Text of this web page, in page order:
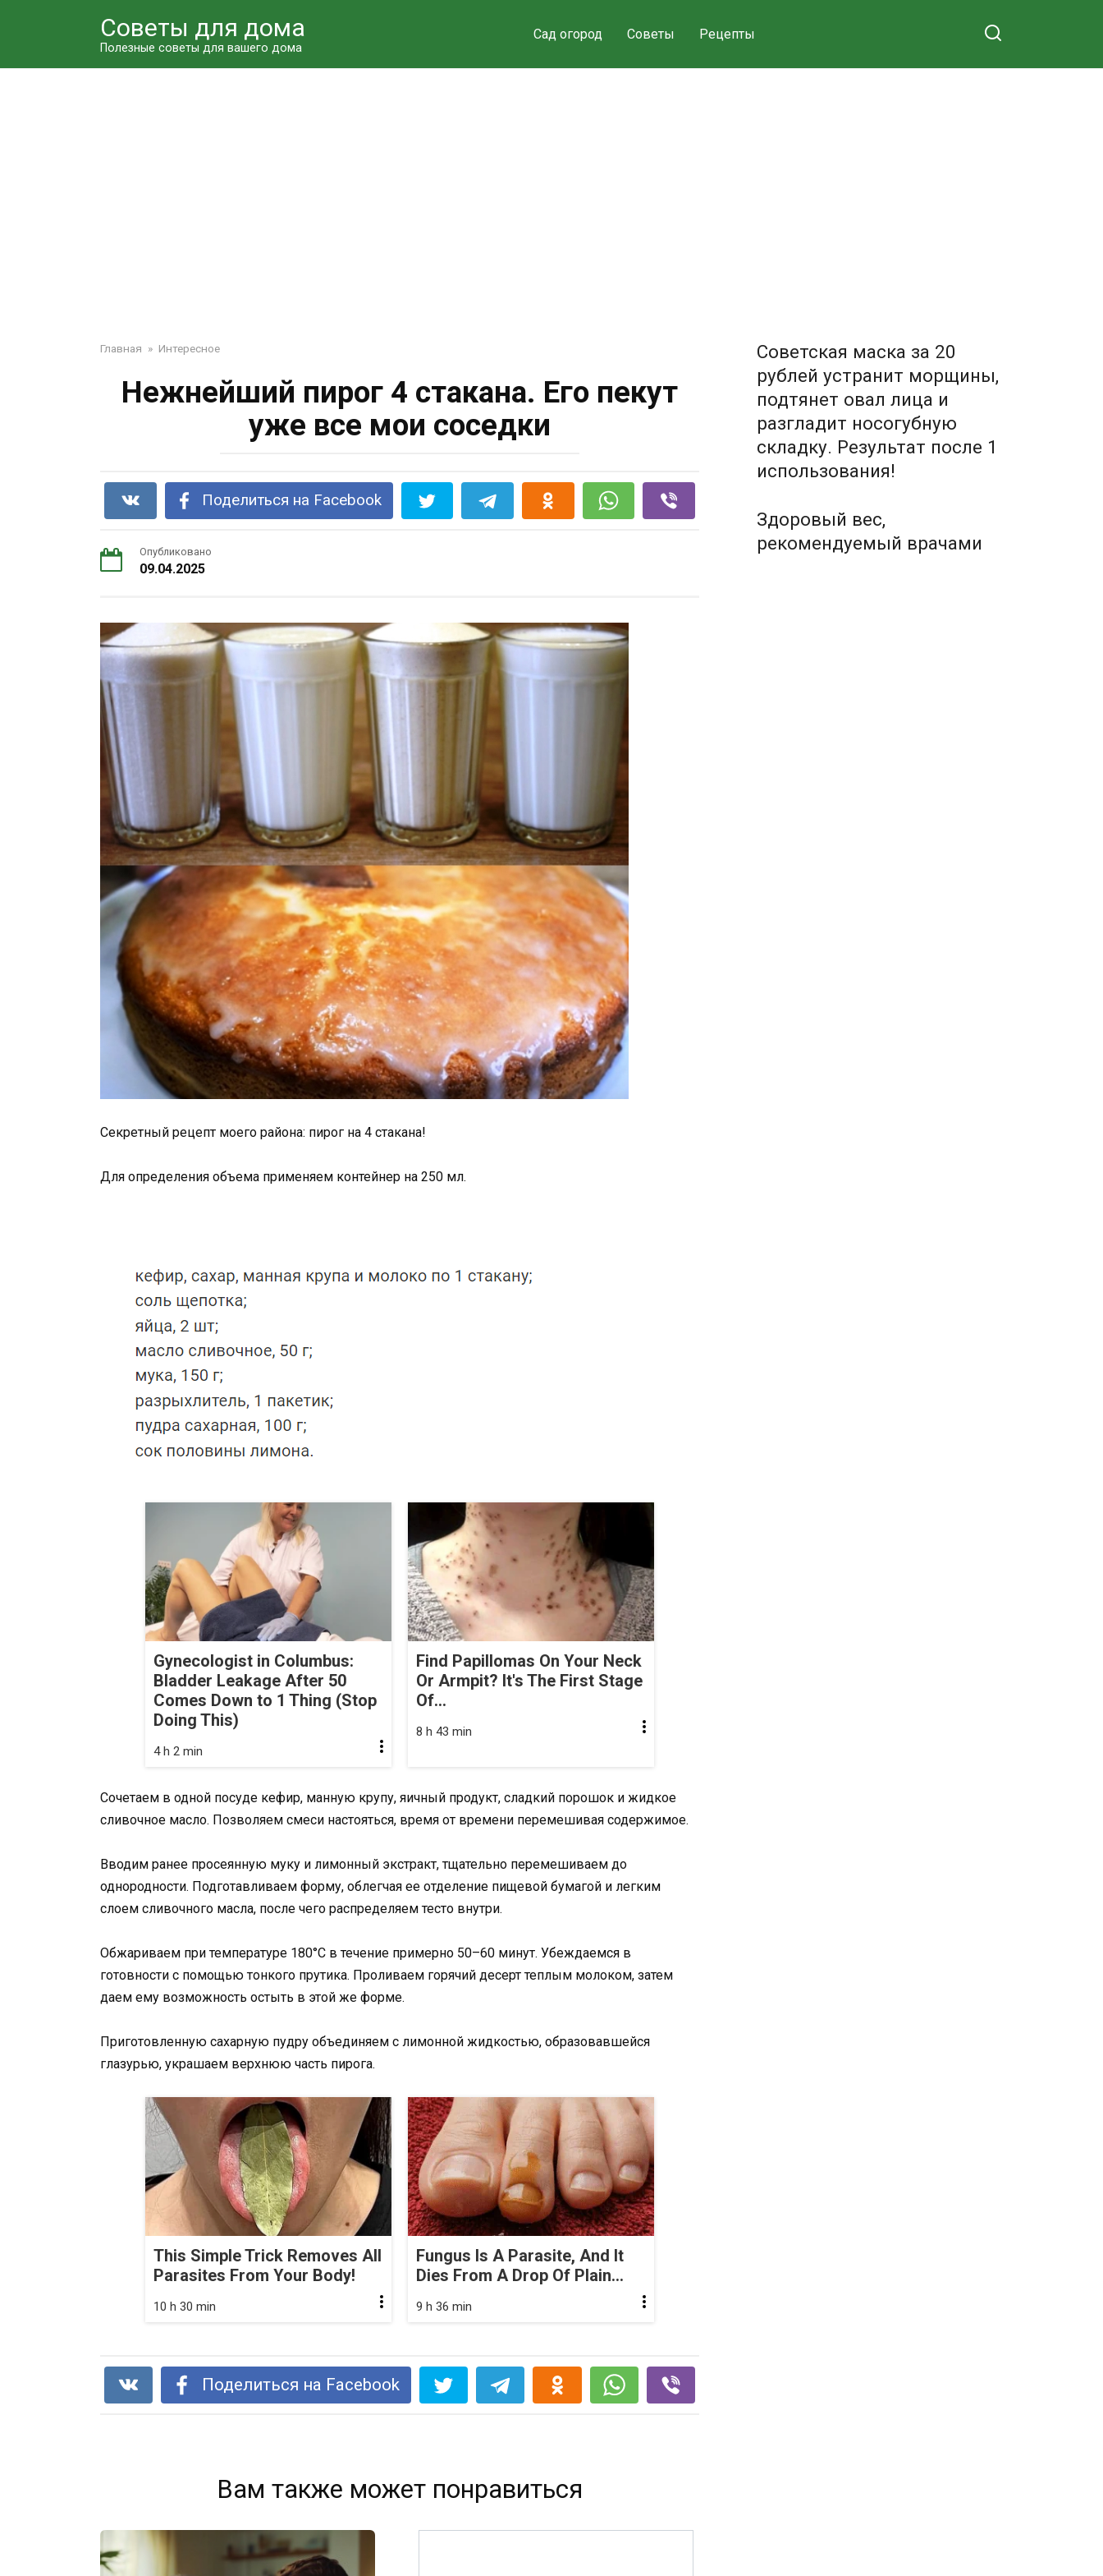
Советы для дома
Полезные советы для вашего дома
Сад огород Советы Рецепты
Главная » Интересное
Нежнейший пирог 4 стакана. Его пекут
уже все мои соседки
Поделиться на Facebook
Опубликовано
09.04.2025
Секретный рецепт моего района: пирог на 4 стакана!
Для определения объема применяем контейнер на 250 мл.
Gynecologist in Columbus:
Bladder Leakage After 50
Comes Down to 1 Thing (Stop
Doing This)
4 h 2 min
Find Papillomas On Your Neck
Or Armpit? It's The First Stage
Of...
8 h 43 min
Сочетаем в одной посуде кефир, манную крупу, яичный продукт, сладкий порошок и жидкое
сливочное масло. Позволяем смеси настояться, время от времени перемешивая содержимое.
Вводим ранее просеянную муку и лимонный экстракт, тщательно перемешиваем до
однородности. Подготавливаем форму, облегчая ее отделение пищевой бумагой и легким
слоем сливочного масла, после чего распределяем тесто внутри.
Обжариваем при температуре 180°C в течение примерно 50–60 минут. Убеждаемся в
готовности с помощью тонкого прутика. Проливаем горячий десерт теплым молоком, затем
даем ему возможность остыть в этой же форме.
Приготовленную сахарную пудру объединяем с лимонной жидкостью, образовавшейся
глазурью, украшаем верхнюю часть пирога.
This Simple Trick Removes All
Parasites From Your Body!
10 h 30 min
Fungus Is A Parasite, And It
Dies From A Drop Of Plain...
9 h 36 min
Поделиться на Facebook
Вам также может понравиться
Советская маска за 20
рублей устранит морщины,
подтянет овал лица и
разгладит носогубную
складку. Результат после 1
использования!
Здоровый вес,
рекомендуемый врачами